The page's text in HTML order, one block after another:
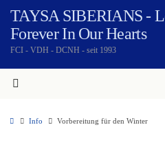
TAYSA SIBERIANS -
Forever In Our Hearts
FCI - VDH - DCNH - seit 1993
Info Vorbereitung für den Winter